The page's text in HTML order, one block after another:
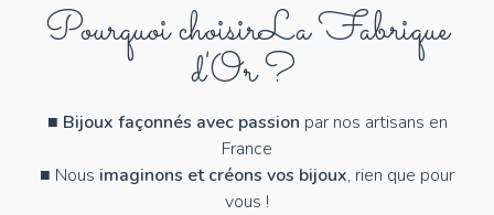
Pourquoi choisirLa Fabrique
d'Or ?
■ Bijoux façonnés avec passion par nos artisans en
France
■ Nous imaginons et créons vos bijoux, rien que pour
vous !